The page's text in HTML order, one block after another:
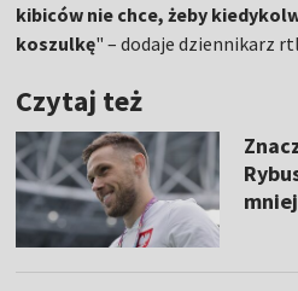
kibiców nie chce, żeby
koszulkę" – dodaje dziennikarz
Czytaj też
mniej